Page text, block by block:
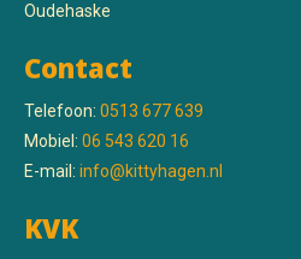
Oudehaske
Contact
Telefoon: 0513 677 639
Mobiel: 06 543 620 16
E-mail: info@kittyhagen.nl
KVK